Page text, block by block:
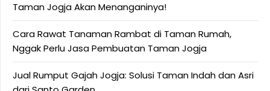
Taman Jogja Akan Menanganinya!
Cara Rawat Tanaman Rambat di Taman Rumah,
Nggak Perlu Jasa Pembuatan Taman Jogja
Jual Rumput Gajah Jogja: Solusi Taman Indah dan Asri